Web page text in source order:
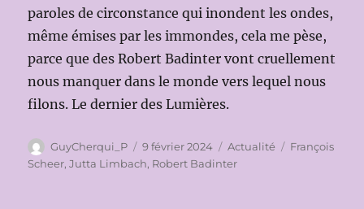
paroles de circonstance qui inondent les ondes,
même émises par les immondes, cela me pèse,
parce que des Robert Badinter vont cruellement
nous manquer dans le monde vers lequel nous
filons. Le dernier des Lumières.
Auteur
GuyCherqui_P
Publié
le
9 février 2024 Catégories
Actualité Étiquettes
François
Scheer,Jutta Limbach, Robert Badinter